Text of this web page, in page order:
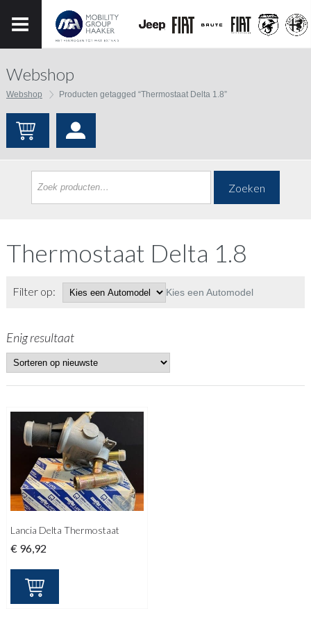
Webshop
Webshop Producten getagged “Thermostaat Delta 1.8”
Zoeken
Thermostaat Delta 1.8
Filter op: Kies een Automodel
Enig resultaat
Lancia Delta Thermostaat
€ 96,92